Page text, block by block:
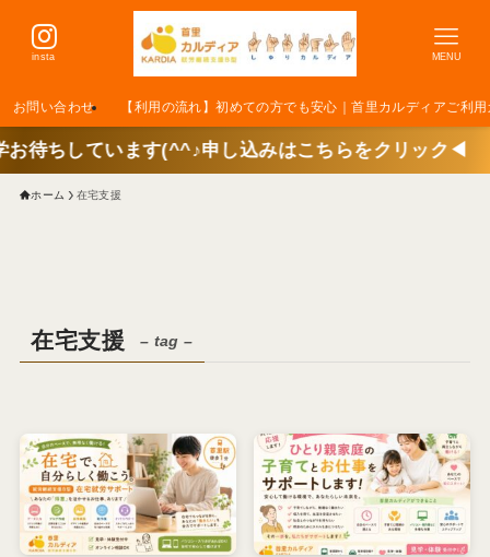
insta MENU
お問い合わせ 【利用の流れ】初めての方でも安心｜首里カルディアご利
ます(^^♪申し込みはこちらをクリック◀
ホーム 在宅支援
在宅支援 – tag –